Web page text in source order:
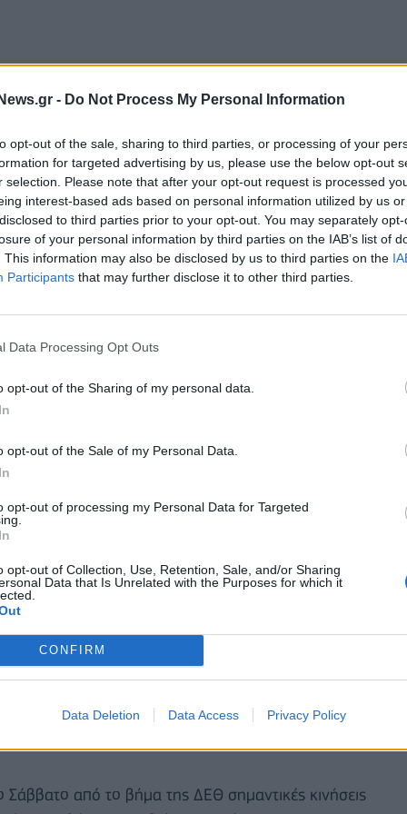
- Do Not Process My Personal Information
opt-out of the sale, sharing to third parties, or processing of your
for targeted advertising by us, please use the below opt-out
selection. Please note that after your opt-out request is processed
interest-based ads based on personal information utilized by us
to third parties prior to your opt-out. You may separately
of your personal information by third parties on the IAB’s list of
This information may also be disclosed by us to third parties on the
Participants that may further disclose it to other third parties.
Data Processing Opt Outs
opt-out of the Sharing of my personal data.
opt-out of the Sale of my Personal Data.
opt-out of processing my Personal Data for Targeted
opt-out of Collection, Use, Retention, Sale, and/or Sharing
Data that Is Unrelated with the Purposes for which it
CONFIRM
Data Deletion Data Access Privacy Policy
με θέμα «Δύο αγορές, μια αποστολή:
υγείας», η κ. Ράπτη σημείωσε ότι πρόθεση της
μέλλον τα πεδία της ακμάζουσας
την καινοτομία.
των δύο χωρών εισήλθε σε νέα και πιο
έρευνα στο πλαίσιο κοινών έργων ενώ
λογισμικού που δραστηριοποιούνται στα
hub.
διακρατικό πρόγραμμα για ερευνητικά έργα
κάθε χώρα, ύψους 4 εκ. ευρώ. Ερωτηθείσα
η Ελλάδα για την προσέλκυση επενδύσεων,
η χώρα μας προφέρει υψηλή ποιότητα ζωής,
επιστημονικό δυναμικό που είναι και
από το βήμα της ΔΕΘ σημαντικές κινήσεις